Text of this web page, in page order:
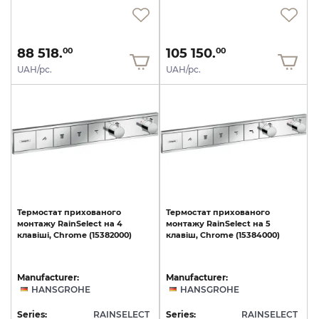
88 518.00
UAH/pc.
105 150.00
UAH/pc.
Термостат прихованого
монтажу RainSelect на 4
клавіші, Chrome (15382000)
Manufacturer:
HANSGROHE
Series: RAINSELECT
Термостат прихованого
монтажу RainSelect на 5
клавіш, Chrome (15384000)
Manufacturer:
HANSGROHE
Series: RAINSELECT